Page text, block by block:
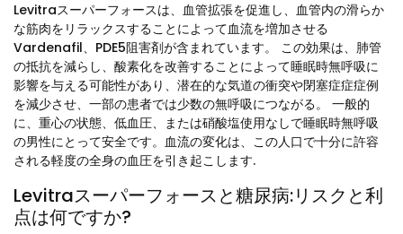
Levitraスーパーフォースは、血管拡張を促進し、血管内の滑らか
な筋肉をリラックスすることによって血流を増加させる
Vardenafil、PDE5阻害剤が含まれています。 この効果は、肺管
の抵抗を減らし、酸素化を改善することによって睡眠時無呼吸に
影響を与える可能性があり、潜在的な気道の衝突や閉塞症症症例
を減少させ、一部の患者では少数の無呼吸につながる。 一般的
に、重心の状態、低血圧、または硝酸塩使用なしで睡眠時無呼吸
の男性にとって安全です。血流の変化は、この人口で十分に許容
される軽度の全身の血圧を引き起こします.
Levitraスーパーフォースと糖尿病:リスクと利
点は何ですか?